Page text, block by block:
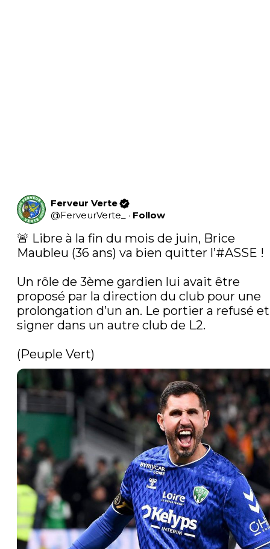
Ferveur Verte
@FerveurVerte_ · Follow
🚨 Libre à la fin du mois de juin, Brice
Maubleu (36 ans) va bien quitter l’#ASSE !
Un rôle de 3ème gardien lui avait être
proposé par la direction du club pour une
prolongation d’un an. Le portier a refusé
signer dans un autre club de L2.
(Peuple Vert)